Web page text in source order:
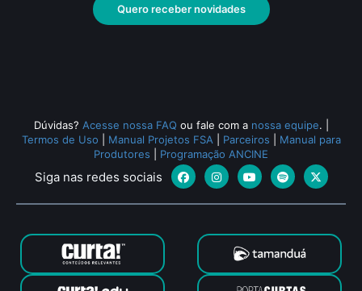
Quero receber novidades
Dúvidas? Acesse nossa FAQ ou fale com a nossa equipe.
Termos de Uso
Manual Projetos FSA Parceiros
Manual para
Produtores
Programação ANCINE
Siga nas redes sociais